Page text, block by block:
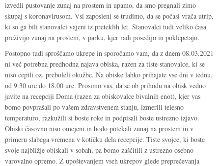
izvedli pustovanje zunaj na prostem in upamo, da smo pregnali zimo
skupaj s koronavirusom. Vsi zaposleni se trudimo, da se počasi vrača utrip,
ki so ga bili stanovalci vajeni iz preteklih let. Stanovalci tudi veliko časa
preživijo zunaj na prostem, v parku, kjer radi posedijo in poklepetajo.
Postopno tudi sproščamo ukrepe in sporočamo vam, da z dnem 08.03.2021
ni več potrebna predhodna najava obiska, razen za tiste stanovalce, ki se
niso cepili oz. preboleli okužbe. Na obiske lahko prihajate vse dni v tednu,
od 9.30 ure do 18.00 ure. Prosimo vas, da se ob prihodu na obisk vedno
javite na recepciji Doma (razen za obiskovalce bivalnih enot), kjer vas
bomo povprašali po vašem zdravstvenem stanju, izmerili telesno
temperaturo, razkužili si boste roke in podpisali boste ustrezno izjavo.
Obiski časovno niso omejeni in bodo potekali zunaj na prostem in v
primeru slabega vremena v kotičku dela recepcije. Tiste svojce, ki boste
svoje najbližje obiskali v sobah, pa bomo zaščitili z ustrezno osebno
varovalno opremo. Z upoštevanjem vseh ukrepov glede preprečevanja